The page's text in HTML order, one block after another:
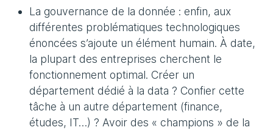
La gouvernance de la donnée : enfin, aux
différentes problématiques technologiques
énoncées s’ajoute un élément humain. À date,
la plupart des entreprises cherchent le
fonctionnement optimal. Créer un
département dédié à la data ? Confier cette
tâche à un autre département (finance,
études, IT…) ? Avoir des « champions » de la